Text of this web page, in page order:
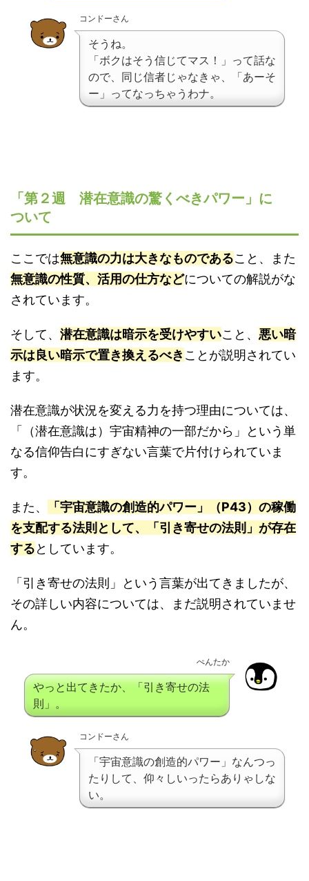
コンドーさん
そうね。
「ボクはそう信じてマス！」って話な
ので、同じ信者じゃなきゃ、「あーそ
ー」ってなっちゃうわナ。
「第２週 潜在意識の驚くべきパワー」に
ついて
ここでは無意識の力は大きなものであること、また
無意識の性質、活用の仕方などについての解説がな
されています。
そして、 潜在意識は暗示を受けやすいこと、 悪い暗
示は良い暗示で置き換えるべき ことが説明されてい
ます。
潜在意識が状況を変える力を持つ理由については、
「（潜在意識は）宇宙精神の一部だから」という単
なる信仰告白にすぎない言葉で片付けられていま
す。
また、
「宇宙意識の創造的パワー」（P43）の稼働
を支配する法則として、「引き寄せの法則」が存在
するとしています。
「引き寄せの法則」という言葉が出てきましたが、
その詳しい内容については、まだ説明されていませ
ん。
ぺんたか
やっと出てきたか、「引き寄せの法
則」。
コンドーさん
「宇宙意識の創造的パワー」なんつっ
たりして、仰々しいったらありゃしな
い。